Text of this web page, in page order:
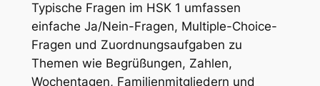
Typische Fragen im HSK 1 umfassen
einfache Ja/Nein-Fragen, Multiple-Choice-
Fragen und Zuordnungsaufgaben zu
Themen wie Begrüßungen, Zahlen,
Wochentagen, Familienmitgliedern und